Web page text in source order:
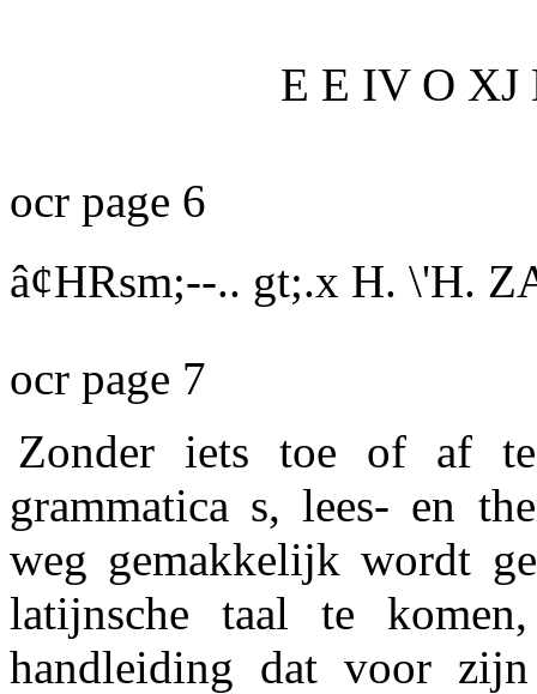
E E IV O XJ
ocr page 6
â¢HRsm;--.. gt;.x H. \'H.
ocr page 7
Zonder iets toe of af
grammatica s, lees- en
weg gemakkelijk wordt
latijnsche taal te
handleiding dat voor